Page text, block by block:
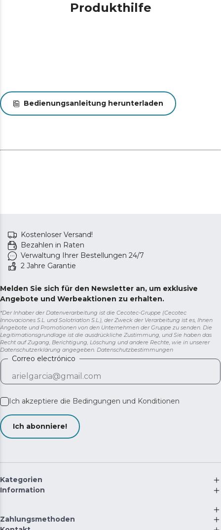
Produkthilfe
Bedienungsanleitung herunterladen
Kostenloser Versand!
Bezahlen in Raten
Verwaltung Ihrer Bestellungen 24/7
2 Jahre Garantie
Melden Sie sich für den Newsletter an, um exklusive
Angebote und Werbeaktionen zu erhalten.
*Der Inhaber der Datenverarbeitung ist die Cecotec-Gruppe (Cecotec
Innovaciones S.L. und Solotriatlon S.L.), der Zweck der Verarbeitung ist es, Ihnen
Angebote und Promotionen von den Unternehmen der Gruppe zu senden. Die
Legitimationsgrundlage ist die ausdrückliche Zustimmung, und Sie haben das
Recht auf Zugang, Berichtigung, Löschung und andere Rechte, wie in unserer
Datenschutzerklärung angegeben. Datenschutzbestimmungen
Correo electrónico
Ich akzeptiere die Bedingungen und Konditionen
Ich abonniere!
Kategorien
Information
Zahlungsmethoden